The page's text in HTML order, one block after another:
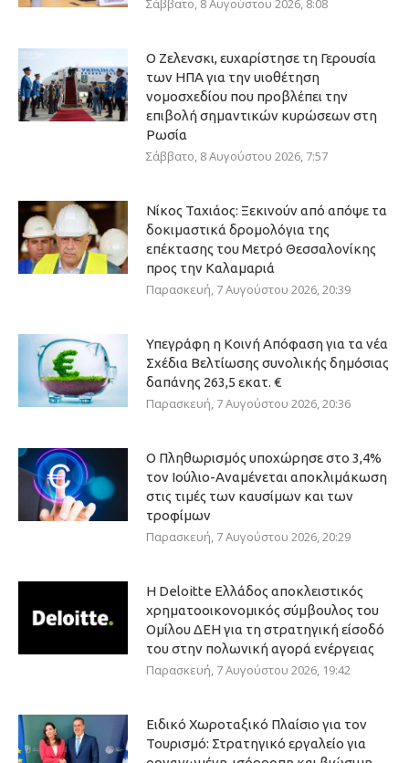
Σάββατο, 8 Αυγούστου 2026, 8:08
Ο Ζελενσκι, ευχαρίστησε τη Γερουσία
των ΗΠΑ για την υιοθέτηση
νομοσχεδίου που προβλέπει την
επιβολή σημαντικών κυρώσεων στη
Ρωσία
Σάββατο, 8 Αυγούστου 2026, 7:57
Νίκος Ταχιάος: Ξεκινούν από απόψε τα
δοκιμαστικά δρομολόγια της
επέκτασης του Μετρό Θεσσαλονίκης
προς την Καλαμαριά
Παρασκευή, 7 Αυγούστου 2026, 20:39
Υπεγράφη η Κοινή Απόφαση για τα νέα
Σχέδια Βελτίωσης συνολικής δημόσιας
δαπάνης 263,5 εκατ. €
Παρασκευή, 7 Αυγούστου 2026, 20:36
Ο Πληθωρισμός υποχώρησε στο 3,4%
τον Ιούλιο-Αναμένεται αποκλιμάκωση
στις τιμές των καυσίμων και των
τροφίμων
Παρασκευή, 7 Αυγούστου 2026, 20:29
Η Deloitte Ελλάδος αποκλειστικός
χρηματοοικονομικός σύμβουλος του
Ομίλου ΔΕΗ για τη στρατηγική είσοδό
του στην πολωνική αγορά ενέργειας
Παρασκευή, 7 Αυγούστου 2026, 19:42
Ειδικό Χωροταξικό Πλαίσιο για τον
Τουρισμό: Στρατηγικό εργαλείο για